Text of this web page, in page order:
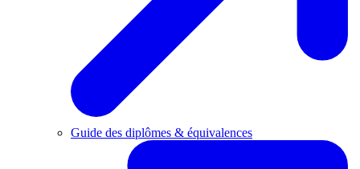
Guide des diplômes & équivalences